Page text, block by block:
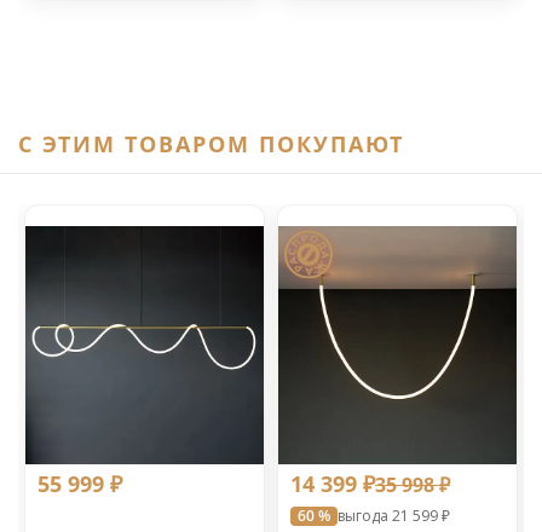
C ЭТИМ ТОВАРОМ ПОКУПАЮТ
55 999 ₽ 14 399 ₽35 998 ₽
60 % выгода 21 599 ₽